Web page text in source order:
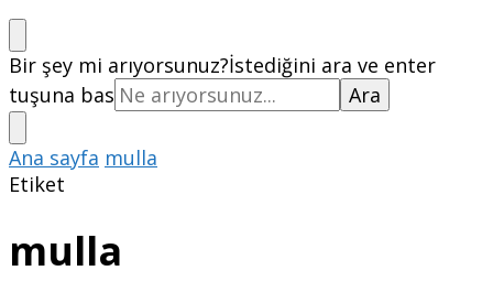
Bir şey mi arıyorsunuz?İstediğini ara ve enter
tuşuna bas
Ana sayfa mulla
Etiket
mulla